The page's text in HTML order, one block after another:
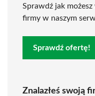
Sprawdź jak
firmy w naszym
Sprawdź ofertę!
Znalazłeś swoją